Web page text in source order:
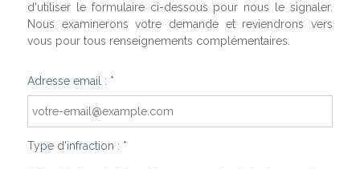
d'utiliser le formulaire ci-dessous pour nous le signaler.
Nous examinerons votre demande et reviendrons vers
vous pour tous renseignements complémentaires.
Adresse email : *
Type d'infraction : *